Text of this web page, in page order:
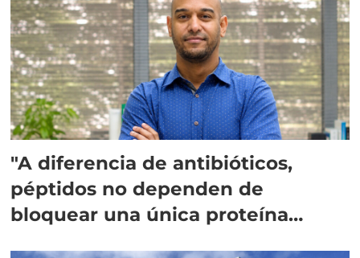
"A diferencia de antibióticos,
péptidos no dependen de
bloquear una única proteína